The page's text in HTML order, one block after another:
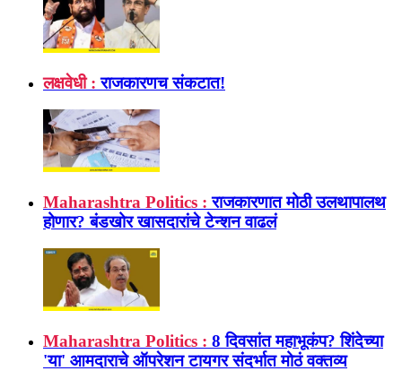
लक्षवेधी : राजकारणच संकटात!
Maharashtra Politics : राजकारणात मोठी उलथापालथ
होणार? बंडखोर खासदारांचे टेन्शन वाढलं
Maharashtra Politics : 8 दिवसांत महाभूकंप? शिंदेच्या
'या' आमदाराचे ऑपरेशन टायगर संदर्भात मोठं वक्तव्य